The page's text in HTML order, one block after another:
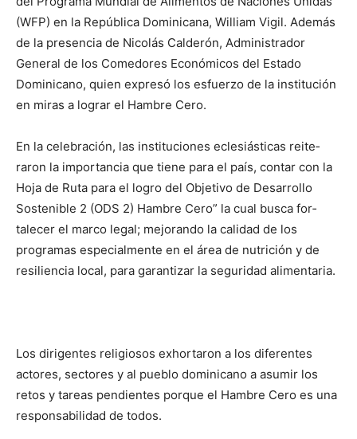
(WFP) en la Re­pública Dominicana, Wi­lliam Vigil. Además
de la presencia de Nicolás Cal­derón, Administrador
Gene­ral de los Comedores Econó­micos del Estado
Domini­cano, quien expresó los es­fuerzo de la institución
en miras a lograr el Hambre Cero.
En la celebración, las ins­tituciones eclesiásticas reite­
raron la importancia que tie­ne para el país, contar con la
Hoja de Ruta para el logro del Objetivo de Desarrollo
Sostenible 2 (ODS 2) Ham­bre Cero” la cual busca for­
talecer el marco legal; mejorando la calidad de los
programas especialmente en el área de nutrición y de
resi­liencia local, para garantizar la seguridad alimentaria.
Los dirigentes religiosos exhortaron a los diferentes
actores, sectores y al pueblo dominicano a asumir los
retos y tareas pendientes porque el Hambre Cero es una
responsabilidad de todos.